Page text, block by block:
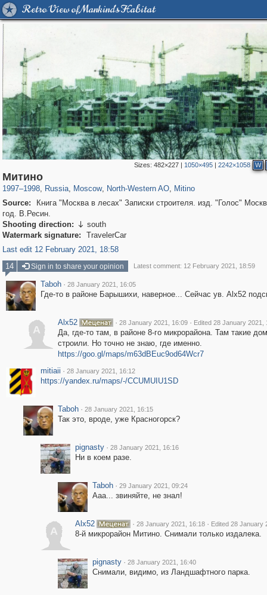
Retro View of Mankind's Habitat
Sizes: 482×227| 1050×495| 2242×1058 W
Митино
1997–1998, Russia, Moscow
319,861
, North-Western AO, Mitino
Source:
Книга "Москва в лесах" Записки строителя. изд. "Голос"
год. В.Ресин.
Shooting direction:  south
Watermark signature:
TravelerCar
Last edit 12 February 2021, 18:58
14
Sign in to share your opinion Latest comment: 12 February 2021, 18:59
Taboh · 28 January 2021, 16:05
Где-то в районе Барышихи, наверное... Сейчас ув. Alx52
A
Alx52 · 28 January 2021, 16:09 · Edited 28 January 2021,
Да, где-то там, в районе 8-го микрорайона. Там такие
строили. Но точно не знаю, где именно.
https://goo.gl/maps/m63dBEuc9od64Wcr7
mitiaii · 28 January 2021, 16:12
https://yandex.ru/maps/-/CCUMUIU1SD
Taboh · 28 January 2021, 16:15
Так это, вроде, уже Красногорск?
pignasty · 28 January 2021, 16:16
Ни в коем разе.
Taboh · 29 January 2021, 09:24
Ааа... звиняйте, не знал!
A
Alx52 · 28 January 2021, 16:18 · Edited 28 January
8-й микрорайон Митино. Снимали только издалека.
pignasty · 28 January 2021, 16:40
Снимали, видимо, из Ландшафтного парка.